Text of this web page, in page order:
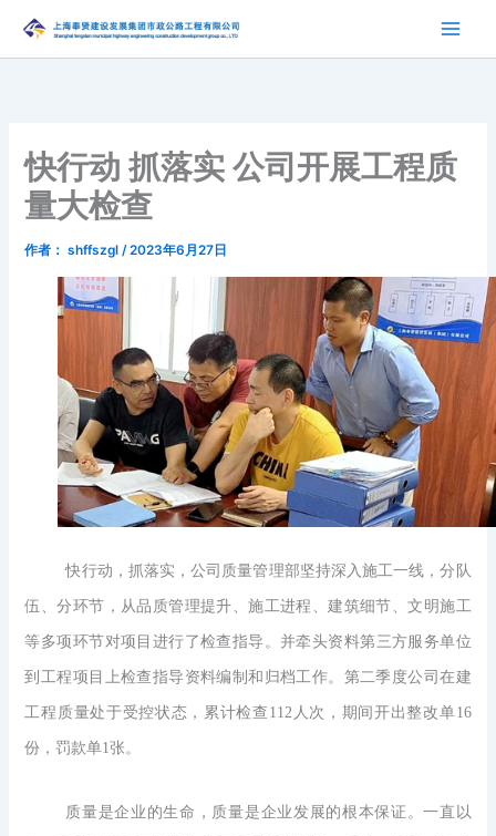
内
快行动 抓落实 公司开展工程质
量大检查
作者： shffszgl/2023年6月27日
快行动，抓落实，公司质量管理部坚持深入施工一线，分队
伍、分环节，从品质管理提升、施工进程、建筑细节、文明施工
等多项环节对项目进行了检查指导。并牵头资料第三方服务单位
到工程项目上检查指导资料编制和归档工作。 第二季度公司在建
工程质量处于受控状态，累计检查112人次，期间开出整改单16
份，罚款单1张。
质量是企业的生命，质量是企业发展的根本保证。一直以